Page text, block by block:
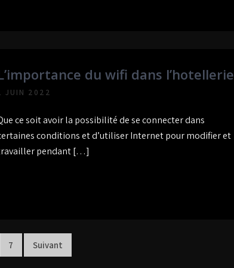
du wifi dans l’hotellerie
JUIN 2022
ce soit avoir la possibilité de se connecter dans
conditions et d’utiliser Internet pour modifier et
pendant […]
7 Suivant